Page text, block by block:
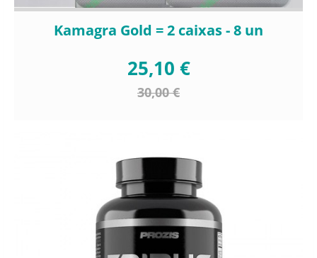
Kamagra Gold = 2 caixas - 8 un
25,10 €
30,00 €